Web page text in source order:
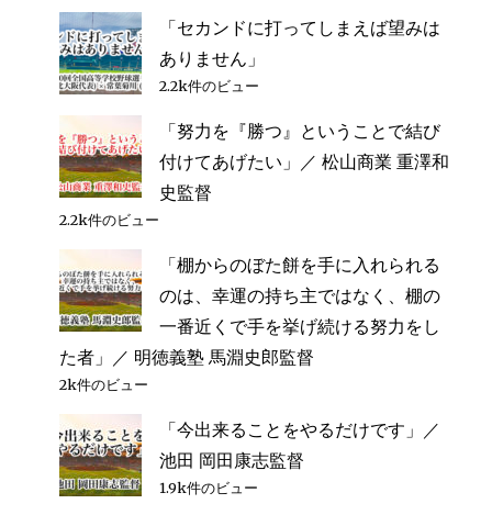
「セカンドに打ってしまえば望みは
ありません」
2.2k件のビュー
「努力を『勝つ』ということで結び
付けてあげたい」／ 松山商業 重澤和
史監督
2.2k件のビュー
「棚からのぼた餅を手に入れられる
のは、幸運の持ち主ではなく、棚の
一番近くで手を挙げ続ける努力をし
た者」／ 明徳義塾 馬淵史郎監督
2k件のビュー
「今出来ることをやるだけです」／
池田 岡田康志監督
1.9k件のビュー